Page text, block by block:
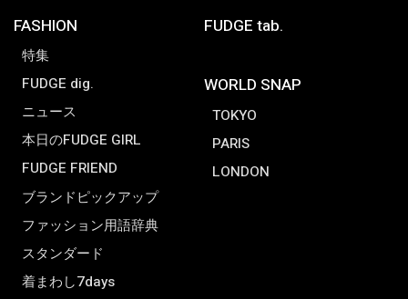
FASHION
特集
FUDGE dig.
ニュース
本日のFUDGE GIRL
FUDGE FRIEND
ブランドピックアップ
ファッション用語辞典
スタンダード
着まわし7days
FUDGE tab.
WORLD SNAP
TOKYO
PARIS
LONDON